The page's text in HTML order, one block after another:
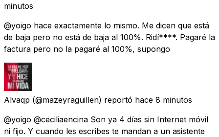
minutos
@yoigo hace exactamente lo mismo. Me dicen que está
de baja pero no está de baja al 100%. Ridí****. Pagaré la
factura pero no la pagaré al 100%, supongo
Alvaqp (@mazeyraguillen) reportó hace 8 minutos
@yoigo @ceciliaencina Son ya 4 días sin Internet móvil
ni fijo. Y cuando les escribes te mandan a un asistente